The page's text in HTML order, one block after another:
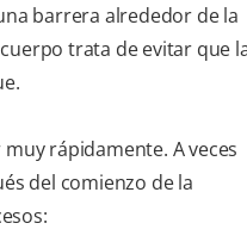
barrera alrededor de la
trata de evitar que
rápidamente. A veces
del comienzo de la